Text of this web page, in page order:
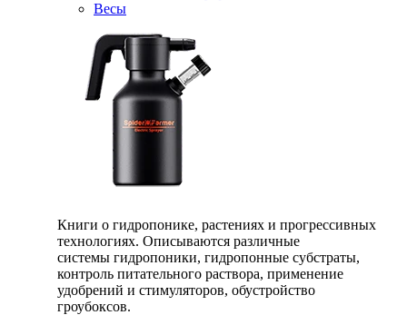
Весы
Книги о гидропонике, растениях и прогрессивных
технологиях. Описываются различные
системы гидропоники, гидропонные субстраты,
контроль питательного раствора, применение
удобрений и стимуляторов, обустройство
гроубоксов.